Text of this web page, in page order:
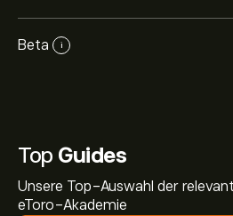
Beta i
Top Guides
Unsere Top-Auswahl der
eToro-Akademie